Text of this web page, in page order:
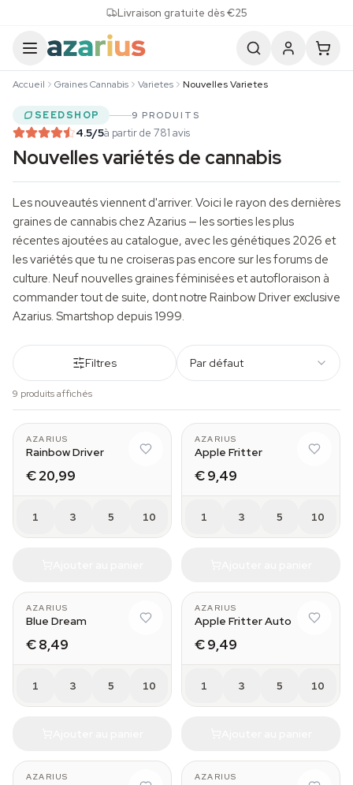
Livraison gratuite dès €25
Accueil Graines Cannabis Varietes Nouvelles Varietes
SEEDSHOP 9 PRODUITS
4.5/5à partir de 781 avis
Nouvelles variétés de cannabis
Les nouveautés viennent d'arriver. Voici le rayon des dernières
graines de cannabis chez Azarius — les sorties les plus
récentes ajoutées au catalogue, avec les génétiques 2026 et
les variétés que tu ne croiseras pas encore sur les forums de
culture. Neuf nouvelles graines féminisées et autofloraison à
commander tout de suite, dont notre Rainbow Driver exclusive
Azarius. Smartshop depuis 1999.
Filtres Par défaut
9 produits affichés
AZARIUS
Rainbow Driver
€ 20,99
1 3 5 10
AZARIUS
Apple Fritter
€ 9,49
1 3 5 10
AZARIUS
Blue Dream
€ 8,49
1 3 5 10
AZARIUS
Apple Fritter Auto
€ 9,49
1 3 5 10
AZARIUS AZARIUS